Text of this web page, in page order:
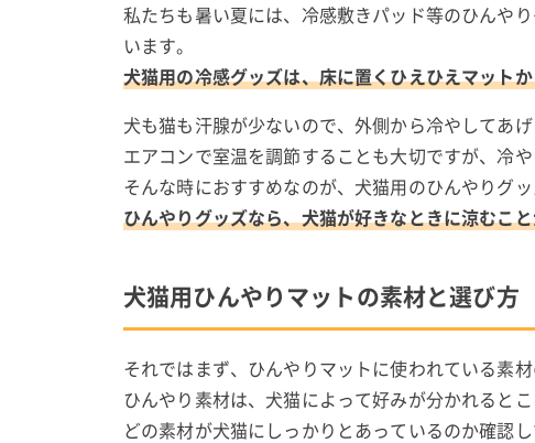
私たちも暑い夏には、冷感敷きパッド等のひんや
います。
犬猫用の冷感グッズは、床に置くひえひえマット
犬も猫も汗腺が少ないので、外側から冷やしてあげ
エアコンで室温を調節することも大切ですが、冷
そんな時におすすめなのが、犬猫用のひんやりグッ
ひんやりグッズなら、犬猫が好きなときに涼むこ
犬猫用ひんやりマットの素材と選び方
それではまず、ひんやりマットに使われている素
ひんやり素材は、犬猫によって好みが分かれるとこ
どの素材が犬猫にしっかりとあっているのか確認し